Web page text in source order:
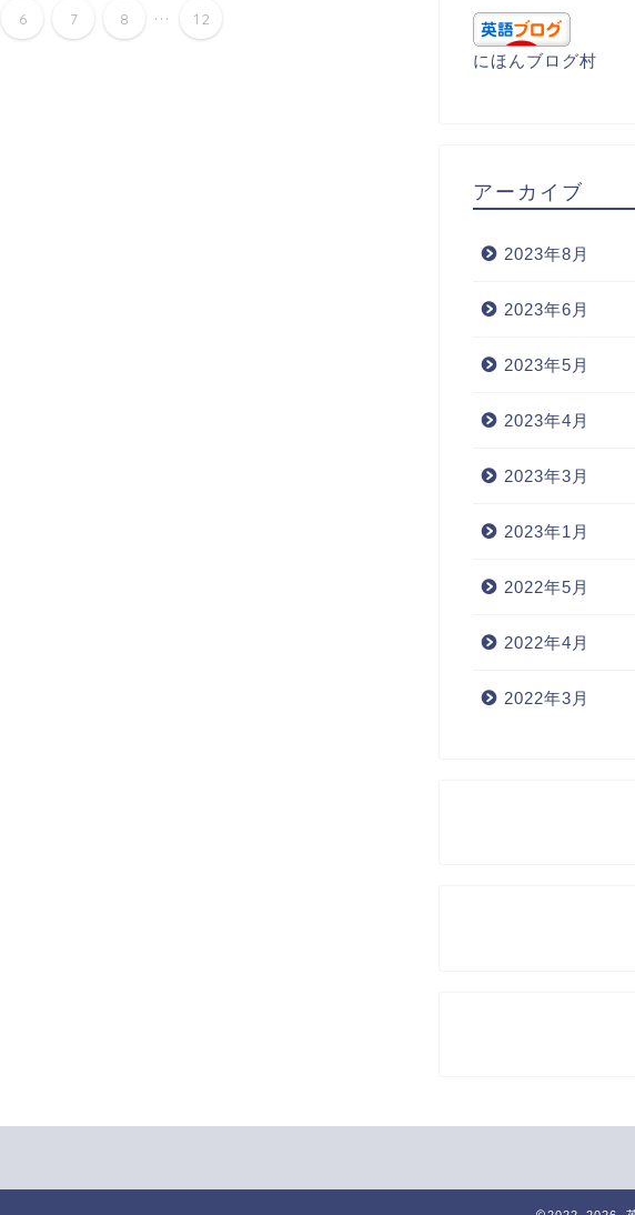
6 7 8 ... 12
にほんブログ村
アーカイブ
2023年8月
2023年6月
2023年5月
2023年4月
2023年3月
2023年1月
2022年5月
2022年4月
2022年3月